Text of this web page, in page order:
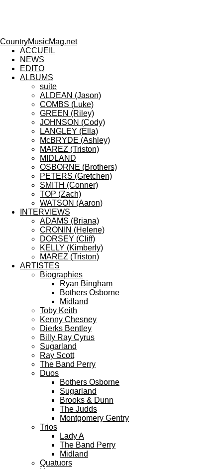
CountryMusicMag.net
ACCUEIL
NEWS
EDITO
ALBUMS
suite
ALDEAN (Jason)
COMBS (Luke)
GREEN (Riley)
JOHNSON (Cody)
LANGLEY (Ella)
McBRYDE (Ashley)
MAREZ (Triston)
MIDLAND
OSBORNE (Brothers)
PETERS (Gretchen)
SMITH (Conner)
TOP (Zach)
WATSON (Aaron)
INTERVIEWS
ADAMS (Briana)
CRONIN (Helene)
DORSEY (Cliff)
KELLY (Kimberly)
MAREZ (Triston)
ARTISTES
Biographies
Ryan Bingham
Bothers Osborne
Midland
Toby Keith
Kenny Chesney
Dierks Bentley
Billy Ray Cyrus
Sugarland
Ray Scott
The Band Perry
Duos
Bothers Osborne
Sugarland
Brooks & Dunn
The Judds
Montgomery Gentry
Trios
Lady A
The Band Perry
Midland
Quatuors